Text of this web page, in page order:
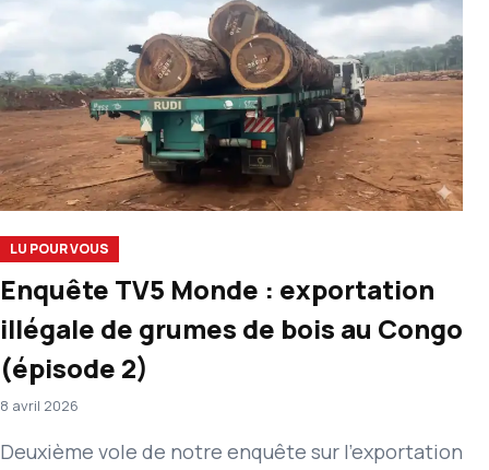
LU POUR VOUS
Enquête TV5 Monde : exportation
illégale de grumes de bois au Congo
(épisode 2)
8 avril 2026
Deuxième vole de notre enquête sur l’exportation